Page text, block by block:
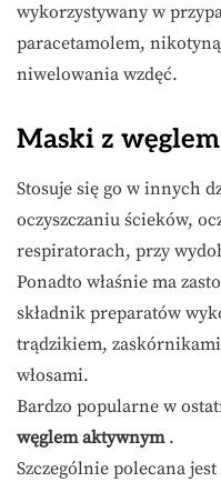
wykorzystywany w
paracetamolem,
niwelowania wzdęć.
Maski z
Stosuje się go w innych
oczyszczaniu ścieków,
respiratorach, przy
Ponadto właśnie ma
składnik preparatów
trądzikiem, zaskórnikami
włosami.
Bardzo popularne w
węglem aktywnym .
Szczególnie polecana